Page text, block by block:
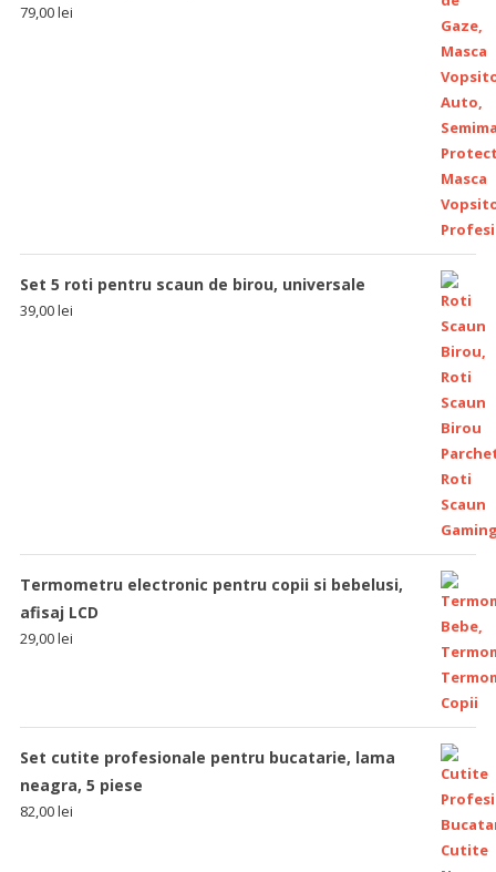
79,00lei
Set 5 roti pentru scaun de birou, universale
39,00lei
Termometru electronic pentru copii si bebelusi,
afisaj LCD
29,00lei
Set cutite profesionale pentru bucatarie, lama
neagra, 5 piese
82,00lei